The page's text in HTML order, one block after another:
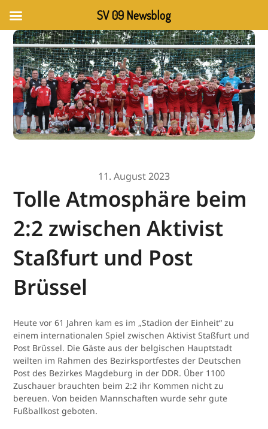
11. August 2023
Tolle Atmosphäre beim
2:2 zwischen Aktivist
Staßfurt und Post
Brüssel
Heute vor 61 Jahren kam es im „Stadion der Einheit“ zu
einem internationalen Spiel zwischen Aktivist Staßfurt und
Post Brüssel. Die Gäste aus der belgischen Hauptstadt
weilten im Rahmen des Bezirksportfestes der Deutschen
Post des Bezirkes Magdeburg in der DDR. Über 1100
Zuschauer brauchten beim 2:2 ihr Kommen nicht zu
bereuen. Von beiden Mannschaften wurde sehr gute
Fußballkost geboten.
SV 09 Newsblog